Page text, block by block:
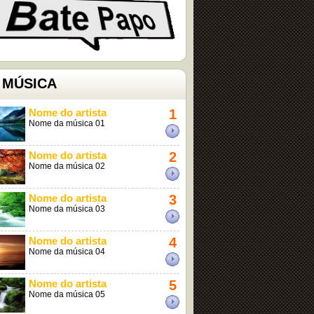
1
Nome do artista
Nome da música 01
2
Nome do artista
Nome da música 02
3
Nome do artista
Nome da música 03
4
Nome do artista
Nome da música 04
5
Nome do artista
Nome da música 05